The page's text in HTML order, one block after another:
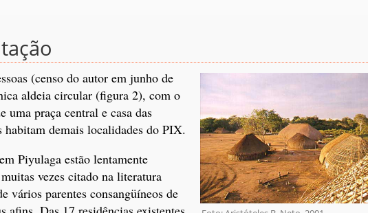
(censo do autor em junho de
aldeia circular (figura 2), com o
uma praça central e casa das
habitam demais localidades do PIX.
Piyulaga estão lentamente
vezes citado na literatura
vários parentes consangüíneos de